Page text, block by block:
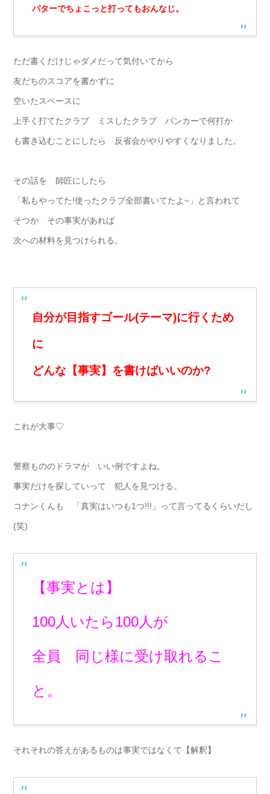
パターでちょこっと打ってもおんなじ。
ただ書くだけじゃダメだって気付いてから
友だちのスコアを書かずに
空いたスペースに
上手く打てたクラブ ミスしたクラブ バンカーで何打か
も書き込むことにしたら 反省会がやりやすくなりました。
その話を 師匠にしたら
「私もやってた!使ったクラブ全部書いてたよ~」と言われて
そつか その事実があれば
次への材料を見つけられる。
自分が目指すゴール(テーマ)に行くため
に
どんな【事実】を書けばいいのか?
これが大事♡
警察もののドラマが いい例ですよね。
事実だけを探していって 犯人を見つける。
コナンくんも 「真実はいつも1つ!!!」って言ってるくらいだし
(笑)
【事実とは】
100人いたら100人が
全員 同じ様に受け取れるこ
と。
それそれの答えがあるものは事実ではなくて【解釈】